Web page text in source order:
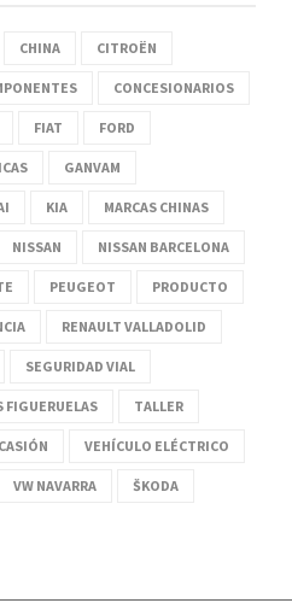
CHINA CITROËN
CONCESIONARIOS
FIAT FORD
GANVAM
KIA MARCAS CHINAS
NISSAN NISSAN BARCELONA
PEUGEOT PRODUCTO
RENAULT VALLADOLID
SEGURIDAD VIAL
FIGUERUELAS TALLER
VEHÍCULO ELÉCTRICO
VW NAVARRA ŠKODA